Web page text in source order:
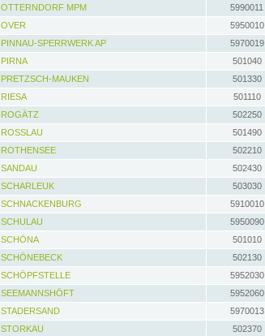
OTTERNDORF MPM
5990011
OVER
5950010
PINNAU-SPERRWERK AP
5970019
PIRNA
501040
PRETZSCH-MAUKEN
501330
RIESA
501110
ROGÄTZ
502250
ROSSLAU
501490
ROTHENSEE
502210
SANDAU
502430
SCHARLEUK
503030
SCHNACKENBURG
5910010
SCHULAU
5950090
SCHÖNA
501010
SCHÖNEBECK
502130
SCHÖPFSTELLE
5952030
SEEMANNSHÖFT
5952060
STADERSAND
5970013
STORKAU
502370